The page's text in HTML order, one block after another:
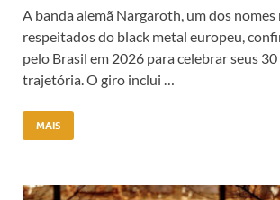
A banda alemã Nargaroth, um dos nomes
respeitados do black metal europeu,
pelo Brasil em 2026 para celebrar seus 30
trajetória. O giro inclui …
MAIS